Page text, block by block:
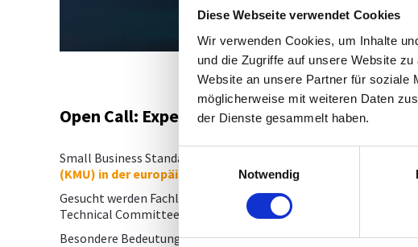
Diese Webseite verwendet Cookies
Wir verwenden Cookies, um Inhalte
und die Zugriffe auf unsere Website
Website an unsere Partner für soziale
möglicherweise mit weiteren Daten
der Dienste gesammelt haben.
Einwilligungsauswahl
Notwendig
Open Call: Expert:innen für KMU-Interessen in
Small Business Standards (SBS) hat einen
Open Call zur
(KMU) in der europäischen und internationalen
Gesucht werden Fachleute mit technischem Know-how in für
Technical Committees (TCs), Sub-Committees (SCs) und
Besondere Bedeutung kommt dabei jenen Normungsthemen